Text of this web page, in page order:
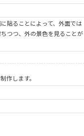
貼ることによって、外面では
つつ、外の景色を見ることが
作します。